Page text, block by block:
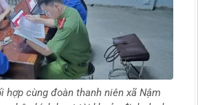
hợp cùng đoàn thanh niên xã Nậm